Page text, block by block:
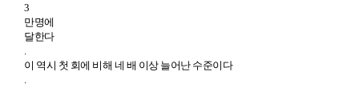
3
만명에
달한다
.
이 역시 첫 회에 비해 네 배 이상 늘어난 수준이다
.